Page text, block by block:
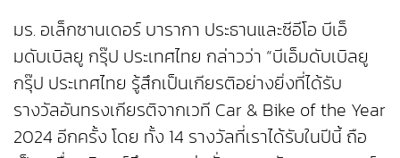
มร. อเล็กซานเดอร์ บารากา ประธานและซีอีโอ บีเอ็
มดับเบิลยู กรุ๊ป ประเทศไทย กล่าวว่า “บีเอ็มดับเบิลยู
กรุ๊ป ประเทศไทย รู้สึกเป็นเกียรติอย่างยิ่งที่ได้รับ
รางวัลอันทรงเกียรติจากเวที Car & Bike of the Year
2024 อีกครั้ง โดย ทั้ง 14 รางวัลที่เราได้รับในปีนี้ ถือ